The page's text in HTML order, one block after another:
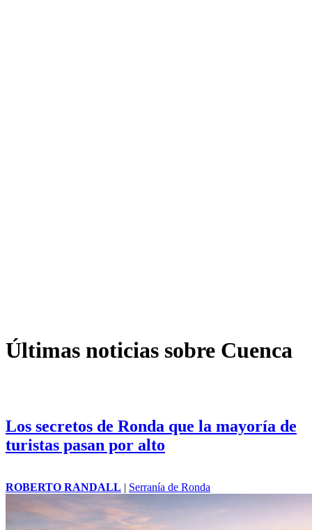
Últimas noticias sobre Cuenca
Los secretos de Ronda que la mayoría de
turistas pasan por alto
ROBERTO RANDALL | Serranía de Ronda